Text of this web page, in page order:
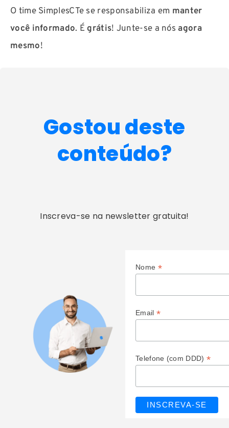
O time SimplesCTe se responsabiliza em manter
você informado. É grátis! Junte-se a nós agora
mesmo!
Gostou deste
conteúdo?
Inscreva-se na newsletter gratuita!
Nome *
Email *
Telefone (com DDD) *